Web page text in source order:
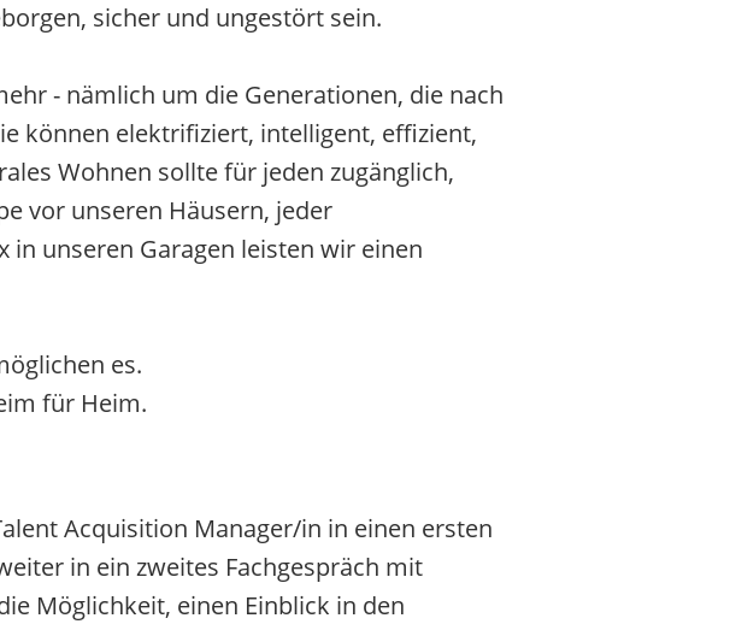
sicher und ungestört sein.
- nämlich um die Generationen, die nach
können elektrifiziert, intelligent, effizient,
Wohnen sollte für jeden zugänglich,
vor unseren Häusern, jeder
unseren Garagen leisten wir einen
es.
für Heim.
Acquisition Manager/in in einen ersten
in ein zweites Fachgespräch mit
Möglichkeit, einen Einblick in den